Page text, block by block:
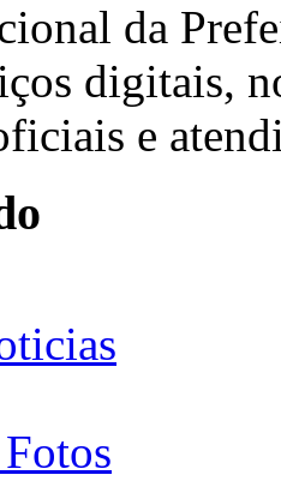
da
digitais,
e